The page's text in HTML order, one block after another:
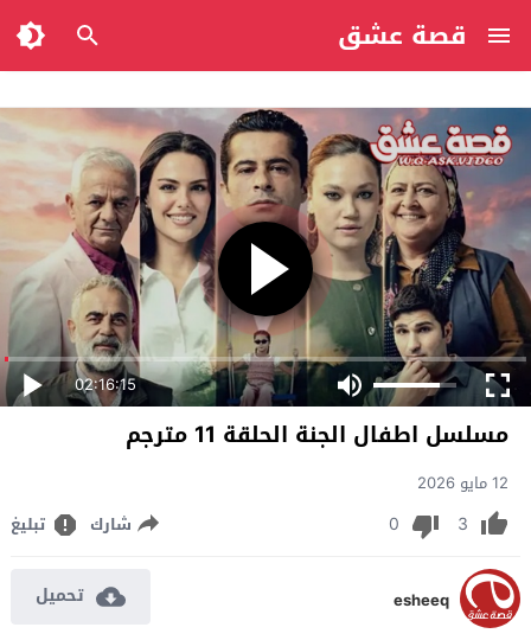
قصة عشق
02:16:15
مسلسل اطفال الجنة الحلقة 11 مترجم
12 مايو 2026
3
0 شارك تبليغ
esheeq تحميل